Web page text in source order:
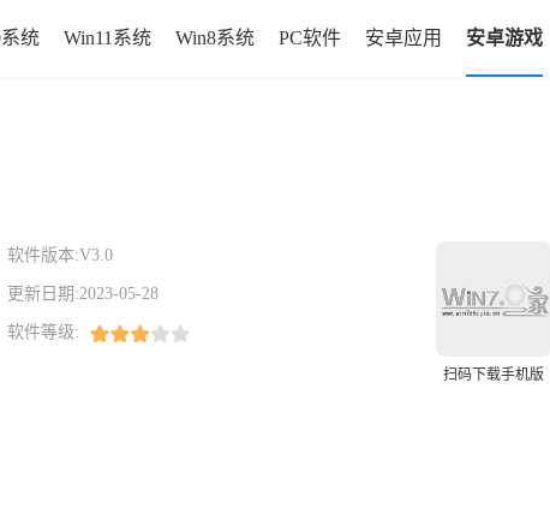
统 Win11系统 Win8系统 PC软件 安卓应用 安卓游戏
软件版本:V3.0
更新日期:2023-05-28
软件等级:
扫码下载手机版